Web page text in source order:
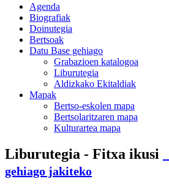
Agenda
Biografiak
Doinutegia
Bertsoak
Datu Base gehiago
Grabazioen katalogoa
Liburutegia
Aldizkako Ekitaldiak
Mapak
Bertso-eskolen mapa
Bertsolaritzaren mapa
Kulturartea mapa
Liburutegia - Fitxa ikusi
gehiago jakiteko